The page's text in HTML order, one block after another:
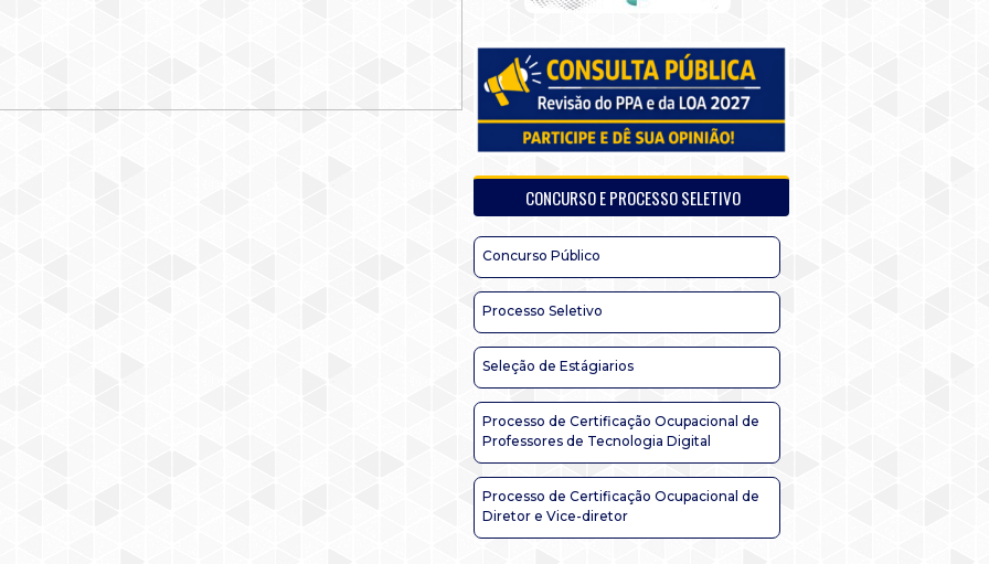
CONCURSO E PROCESSO SELETIVO
Concurso Público
Processo Seletivo
Seleção de Estágiarios
Processo de Certificação Ocupacional de
Professores de Tecnologia Digital
Processo de Certificação Ocupacional de
Diretor e Vice-diretor